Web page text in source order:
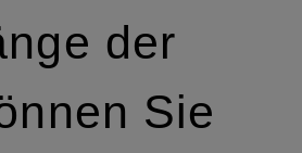
der
Sie